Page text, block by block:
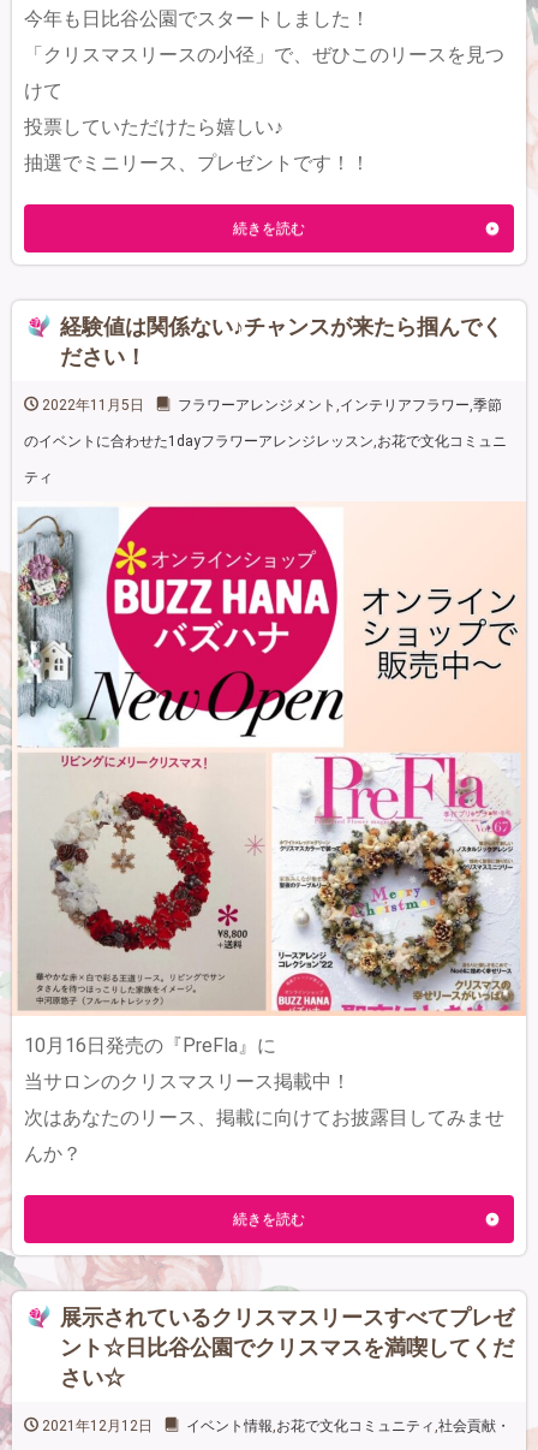
今年も日比谷公園でスタートしました！
「クリスマスリースの小径」で、ぜひこのリースを見つ
けて
投票していただけたら嬉しい♪
抽選でミニリース、プレゼントです！！
続きを読む
経験値は関係ない♪チャンスが来たら掴んでく
ださい！
2022年11月5日 フラワーアレンジメント ,インテリアフラワー,季節
のイベントに合わせた1dayフラワーアレンジレッスン,お花で文化コミュニ
ティ
10月16日発売の『PreFla』に
当サロンのクリスマスリース掲載中！
次はあなたのリース、掲載に向けてお披露目してみませ
んか？
続きを読む
展示されているクリスマスリースすべてプレゼ
ント☆日比谷公園でクリスマスを満喫してくだ
さい☆
2021年12月12日 イベント情報,お花で文化コミュニティ,社会貢献・